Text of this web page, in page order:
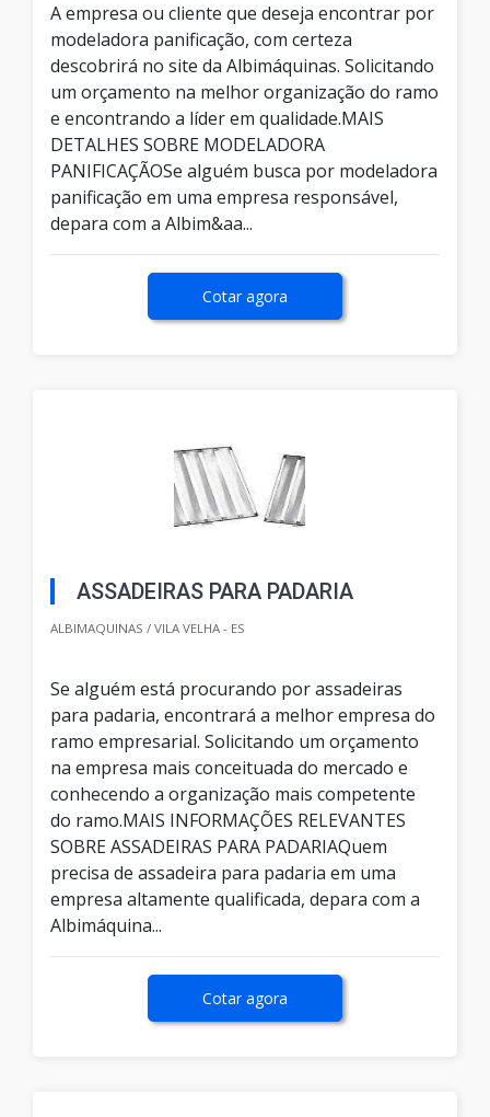
A empresa ou cliente que deseja encontrar por
modeladora panificação, com certeza
descobrirá no site da Albimáquinas. Solicitando
um orçamento na melhor organização do ramo
e encontrando a líder em qualidade.MAIS
DETALHES SOBRE MODELADORA
PANIFICAÇÃOSe alguém busca por modeladora
panificação em uma empresa responsável,
depara com a Albim&aa...
Cotar agora
ASSADEIRAS PARA PADARIA
ALBIMAQUINAS / VILA VELHA - ES
Se alguém está procurando por assadeiras
para padaria, encontrará a melhor empresa do
ramo empresarial. Solicitando um orçamento
na empresa mais conceituada do mercado e
conhecendo a organização mais competente
do ramo.MAIS INFORMAÇÕES RELEVANTES
SOBRE ASSADEIRAS PARA PADARIAQuem
precisa de assadeira para padaria em uma
empresa altamente qualificada, depara com a
Albimáquina...
Cotar agora